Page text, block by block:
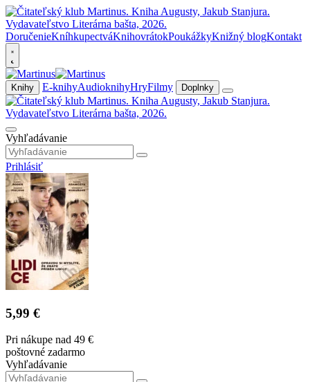
DoručenieKníhkupectváKnihovrátokPoukážkyKnižný blogKontakt
Knihy E-knihyAudioknihyHryFilmy Doplnky
Vyhľadávanie
Prihlásiť
5,99 €
Pri nákupe nad 49 €
poštovné zadarmo
Vyhľadávanie